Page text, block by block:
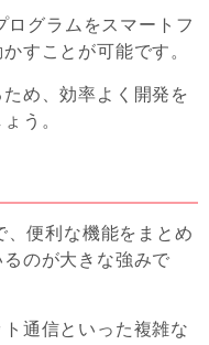
グラムをスマートフ
すことが可能です。
め、効率よく開発を
う。
便利な機能をまとめ
のが大きな強みで
通信といった複雑な